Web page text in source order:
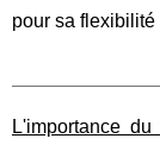
pour sa flexibilité
L'importance